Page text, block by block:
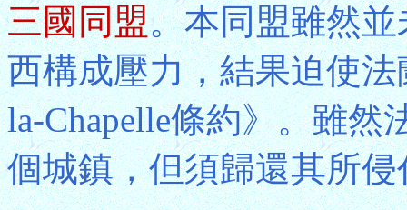
三國同盟。本同盟雖然
西構成壓力，結果迫使
la-Chapelle條約》。雖
個城鎮，但須歸還其所